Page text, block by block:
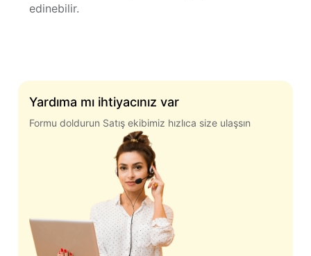
Yardıma mı ihtiyacınız var
Formu doldurun Satış ekibimiz hızlıca size ulaşsın
edinebilir.